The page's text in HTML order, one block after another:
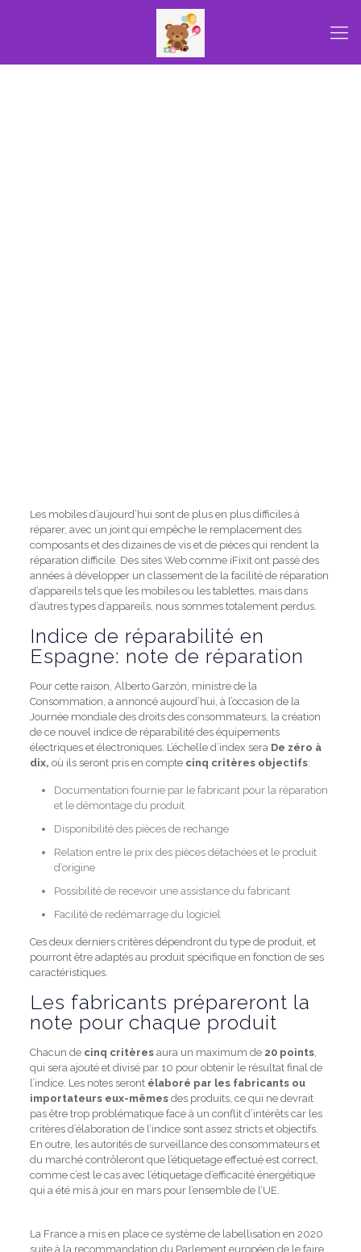
Les mobiles d’aujourd’hui sont de plus en plus difficiles à
réparer, avec un joint qui empêche le remplacement des
composants et des dizaines de vis et de pièces qui rendent la
réparation difficile. Des sites Web comme iFixit ont passé des
années à développer un classement de la facilité de réparation
d’appareils tels que les mobiles ou les tablettes, mais dans
d’autres types d’appareils, nous sommes totalement perdus.
Indice de réparabilité en
Espagne: note de réparation
Pour cette raison, Alberto Garzón, ministre de la
Consommation, a annoncé aujourd’hui, à l’occasion de la
Journée mondiale des droits des consommateurs, la création
de ce nouvel indice de réparabilité des équipements
électriques et électroniques. L’échelle d’index sera De zéro à
dix, où ils seront pris en compte cinq critères objectifs:
Documentation fournie par le fabricant pour la réparation
et le démontage du produit
Disponibilité des pièces de rechange
Relation entre le prix des pièces détachées et le produit
d’origine
Possibilité de recevoir une assistance du fabricant
Facilité de redémarrage du logiciel
Ces deux derniers critères dépendront du type de produit, et
pourront être adaptés au produit spécifique en fonction de ses
caractéristiques.
Les fabricants prépareront la
note pour chaque produit
Chacun de cinq critèresaura un maximum de 20 points,
qui sera ajouté et divisé par 10 pour obtenir le résultat final de
l’indice. Les notes seront élaboré par les fabricants ou
importateurs eux-mêmesdes produits, ce qui ne devrait
pas être trop problématique face à un conflit d’intérêts car les
critères d’élaboration de l’indice sont assez stricts et objectifs.
En outre, les autorités de surveillance des consommateurs et
du marché contrôleront que l’étiquetage effectué est correct,
comme c’est le cas avec l’étiquetage d’efficacité énergétique
qui a été mis à jour en mars pour l’ensemble de l’UE.
La France a mis en place ce système de labellisation en 2020
suite à la recommandation du Parlement européen de le faire,